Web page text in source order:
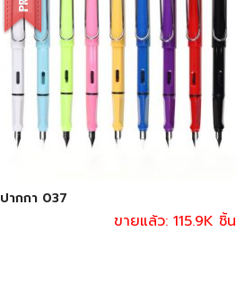
ปากกา 037
ขายแล้ว: 115.9K ชิ้น